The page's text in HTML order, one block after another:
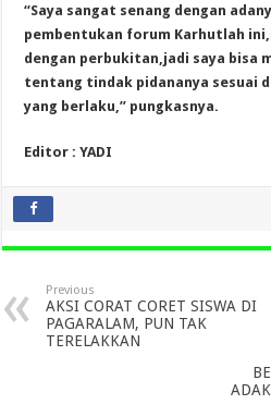
“Saya sangat senang dengan
pembentukan forum Karhutlah
dengan perbukitan,jadi saya bisa
tentang tindak pidananya sesuai
yang berlaku,” pungkasnya.
Editor : YADI
Previous
AKSI CORAT CORET SISWA DI
PAGARALAM, PUN TAK
TERELAKKAN